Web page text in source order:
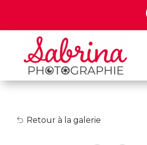
Retour à la galerie